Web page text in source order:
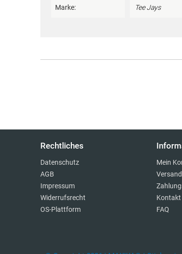
Marke: Tee Jays
Rechtliches
Datenschutz
AGB
Impressum
Widerrufsrecht
OS-Plattform
Mein
Versand
Kontakt
FAQ